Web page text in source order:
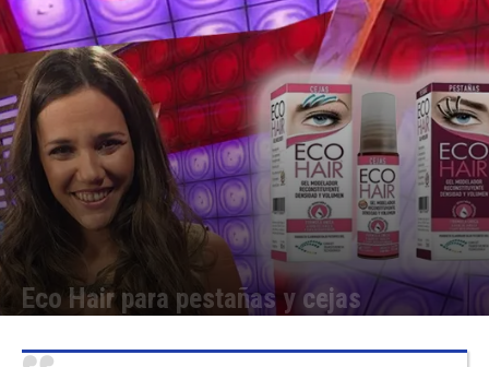
Eco Hair para pestañas y cejas